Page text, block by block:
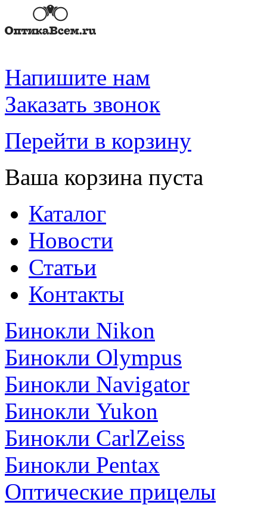
Напишите нам
Заказать звонок
Перейти в корзину
Ваша корзина пуста
Каталог
Новости
Статьи
Контакты
Бинокли Nikon
Бинокли Olympus
Бинокли Navigator
Бинокли Yukon
Бинокли CarlZeiss
Бинокли Pentax
Оптические прицелы